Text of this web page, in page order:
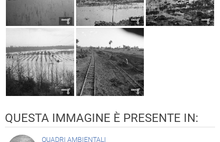
QUESTA IMMAGINE È PRESENTE IN:
QUADRI AMBIENTALI